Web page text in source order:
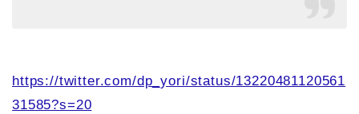
https://twitter.com/dp_yori/status/13220481120561
31585?s=20